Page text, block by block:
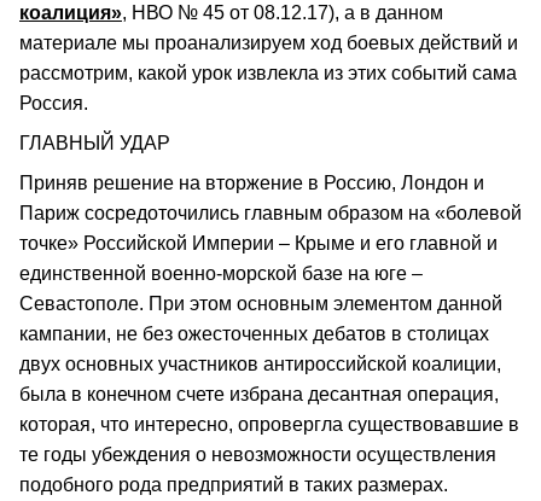
коалиция», НВО № 45 от 08.12.17), а в данном
материале мы проанализируем ход боевых действий и
рассмотрим, какой урок извлекла из этих событий сама
Россия.
ГЛАВНЫЙ УДАР
Приняв решение на вторжение в Россию, Лондон и
Париж сосредоточились главным образом на «болевой
точке» Российской Империи – Крыме и его главной и
единственной военно-морской базе на юге –
Севастополе. При этом основным элементом данной
кампании, не без ожесточенных дебатов в столицах
двух основных участников антироссийской коалиции,
была в конечном счете избрана десантная операция,
которая, что интересно, опровергла существовавшие в
те годы убеждения о невозможности осуществления
подобного рода предприятий в таких размерах.